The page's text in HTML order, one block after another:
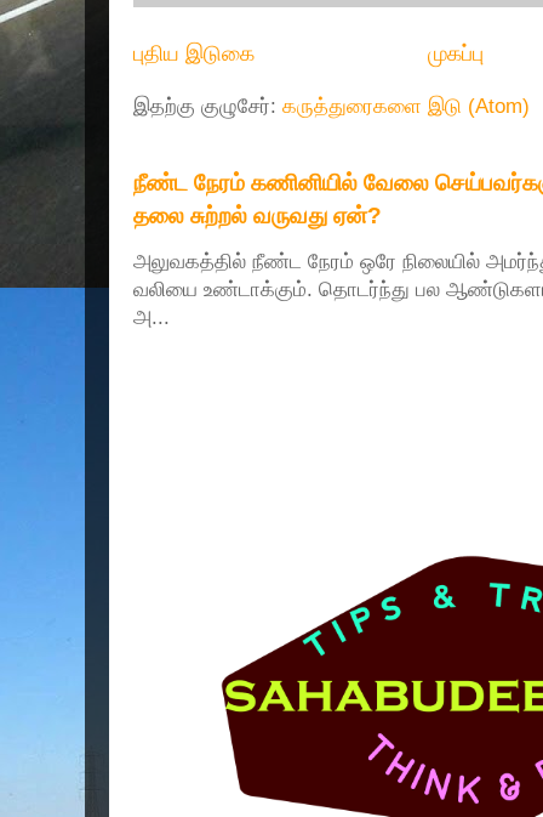
புதிய இடுகை முகப்பு
இதற்கு குழுசேர்: கருத்துரைகளை இடு (Atom)
நீண்ட நேரம் கணினியில் வேலை
தலை சுற்றல் வருவது ஏன்?
அலுவகத்தில் நீண்ட நேரம் ஒரே நிலையில்
வலியை உண்டாக்கும். தொடர்ந்து பல
அ...